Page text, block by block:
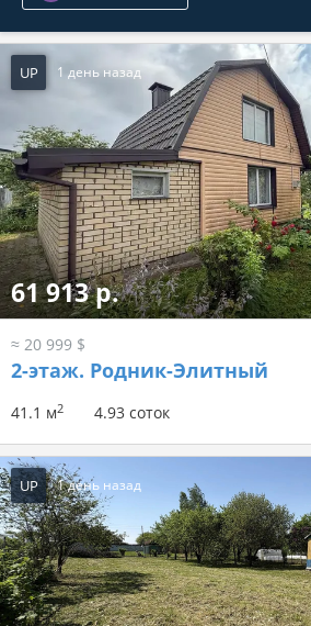
UP 1 день назад
61 913 р.
≈ 20 999 $
2-этаж. Родник-Элитный
41.1 м2 4.93 соток
UP 1 день назад